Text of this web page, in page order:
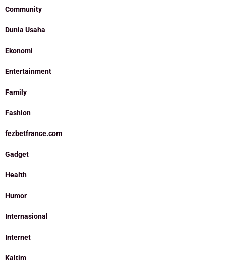
Community
Dunia Usaha
Ekonomi
Entertainment
Family
Fashion
fezbetfrance.com
Gadget
Health
Humor
Internasional
Internet
Kaltim